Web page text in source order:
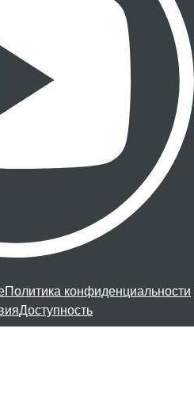
Политика конфиденциальности
Доступность